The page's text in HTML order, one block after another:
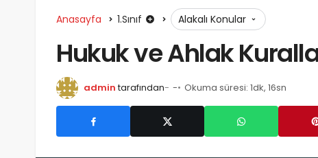
Anasayfa 1.Sınıf Alakalı Konular
Hukuk ve Ahlak
admin tarafından - Okuma süresi: 1dk, 16sn